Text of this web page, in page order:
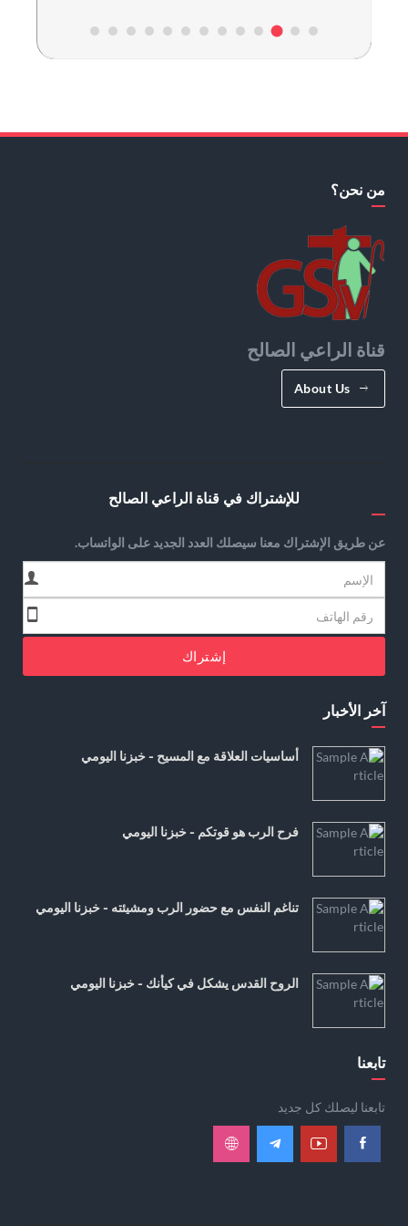
من نحن؟
قناة الراعي الصالح
About Us
للإشتراك في قناة الراعي الصالح
عن طريق الإشتراك معنا سيصلك العدد الجديد على الواتساب.
إشتراك
آخر الأخبار
أساسيات العلاقة مع المسيح - خبزنا اليومي
فرح الرب هو قوتكم - خبزنا اليومي
تناغم النفس مع حضور الرب ومشيئته - خبزنا اليومي
الروح القدس يشكل في كيأنك - خبزنا اليومي
تابعنا
تابعنا ليصلك كل جديد